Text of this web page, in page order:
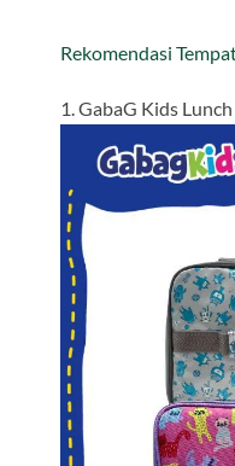
Rekomendasi
1. GabaG Kids